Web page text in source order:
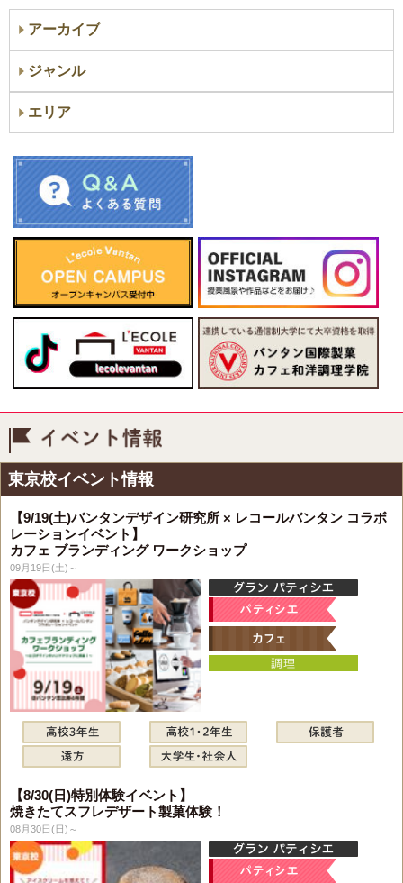
アーカイブ
ジャンル
エリア
東京校イベント情報
【9/19(土)バンタンデザイン研究所 × レコールバンタン コラボ
レーションイベント】
カフェ ブランディング ワークショップ
09月19日(土)～
【8/30(日)特別体験イベント】
焼きたてスフレデザート製菓体験！
08月30日(日)～